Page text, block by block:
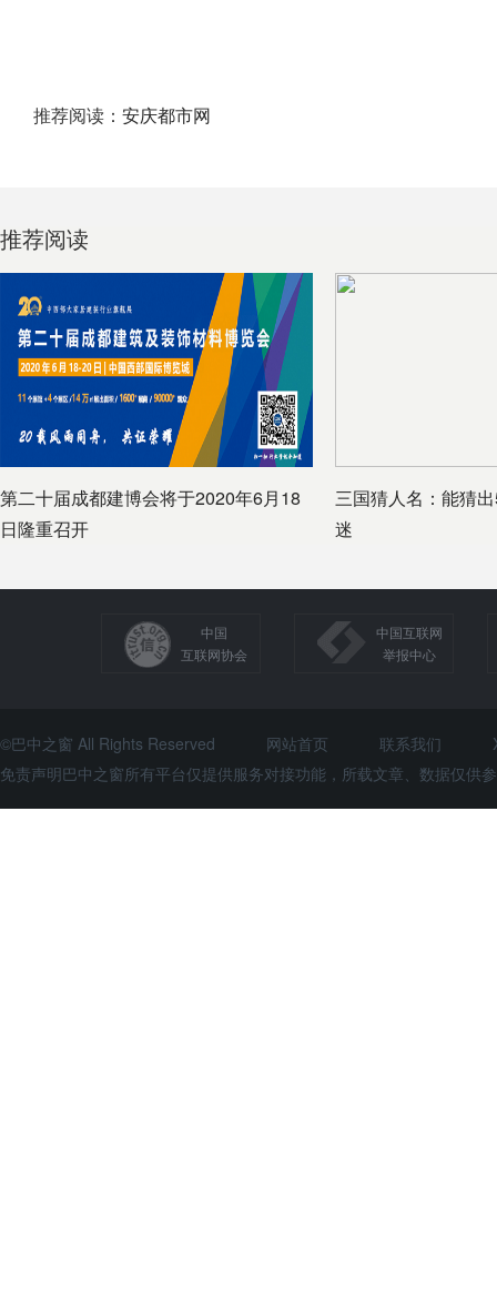
推荐阅读： 安庆都市网
推荐阅读
第二十届成都建博会将于2020年6月18
日隆重召开
三国猜人名：能猜
迷
中国
互联网协会
中国互联网
举报中心
©巴中之窗 All Rights Reserved 网站首页 联系我们
免责声明巴中之窗所有平台仅提供服务对接功能，所载文章、数据仅